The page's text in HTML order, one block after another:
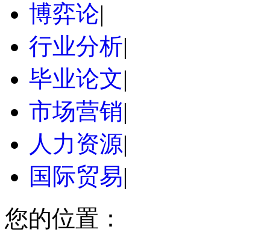
博弈论|
行业分析|
毕业论文|
市场营销|
人力资源|
国际贸易|
您的位置：